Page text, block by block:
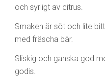
och syrligt av citrus.
Smaken är söt och lite
med fräscha bär.
Sliskig och ganska god
godis.